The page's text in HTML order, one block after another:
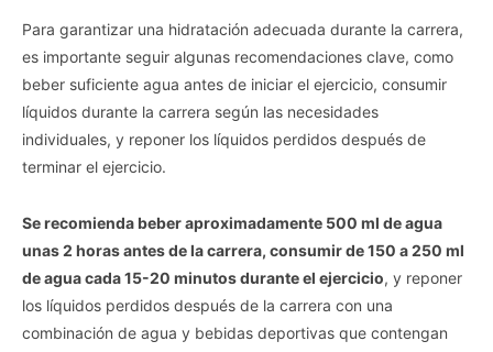
Vida.es - Do Not Process My Personal Information
If you wish to opt-out of the sale, sharing to third parties, or
targeted advertising by us, please use the below opt-out
section to confirm your selection. Please note that after your
opt-out request is processed you may continue seeing
us or personal information disclosed to third parties prior to
your opt-out. You may separately opt-out of the further
Para garantizar una hidratación adecuada durante la carrera,
es importante seguir algunas recomendaciones clave, como
beber suficiente agua antes de iniciar el ejercicio, consumir
líquidos durante la carrera según las necesidades
individuales, y reponer los líquidos perdidos después de
terminar el ejercicio.
Se recomienda beber aproximadamente 500 ml de agua
unas 2 horas antes de la carrera, consumir de 150 a 250 ml
de agua cada 15-20 minutos durante el ejercicio, y reponer
los líquidos perdidos después de la carrera con una
combinación de agua y bebidas deportivas que contengan